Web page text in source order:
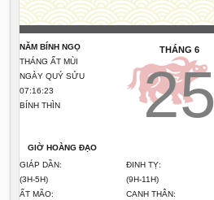
NĂM BÍNH NGỌ
THÁNG ẤT MÙI
NGÀY QUÝ SỬU
07:16:23
BÍNH THÌN
THÁNG 6
25
GIỜ HOÀNG ĐẠO
GIÁP DẦN:
(3H-5H)
ẤT MÃO:
ĐINH TỴ:
(9H-11H)
CANH THÂN: